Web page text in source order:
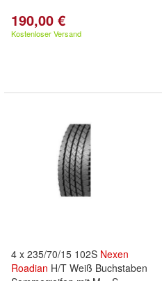
190,00 €
Kostenloser Versand
4 x 235/70/15 102S Nexen
Roadian H/T Weiß Buchstaben